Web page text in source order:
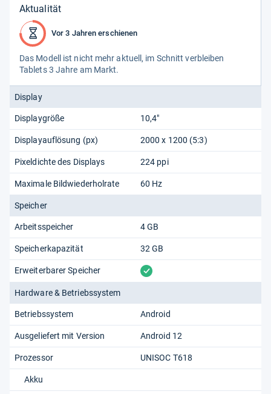
Aktualität
Vor 3 Jahren erschienen
Das Modell ist nicht mehr aktu­ell, im Schnitt ver­blei­ben
Tablets 3 Jahre am Markt.
Display
Displaygröße 10,4"
Displayauflösung (px) 2000 x 1200 (5:3)
Pixeldichte des Displays 224 ppi
Maximale Bildwiederholrate 60 Hz
Speicher
Arbeitsspeicher 4 GB
Speicherkapazität 32 GB
Erweiterbarer Speicher vorhanden
Hardware & Betriebssystem
Betriebssystem Android
Ausgeliefert mit Version Android 12
Prozessor UNISOC T618
Akku